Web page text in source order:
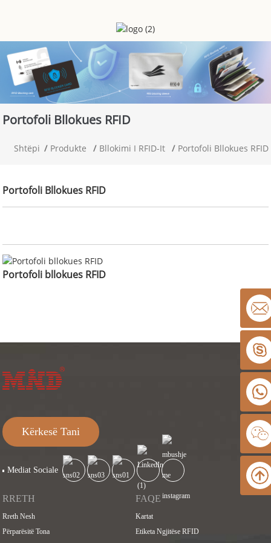
Portofoli Bllokues RFID
Shtëpi Produkte Bllokimi I RFID-It Portofoli Bllokues RFID
Portofoli Bllokues RFID
Portofoli bllokues RFID
Kërkesë Tani
Mediat Sociale
RRETH
Rreth Nesh
Përparësitë Tona
FAQE
Kartat
Etiketa Ngjitëse RFID